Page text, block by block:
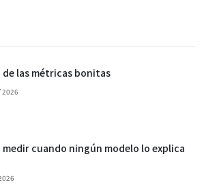
de las métricas bonitas
2026
medir cuando ningún modelo lo explica